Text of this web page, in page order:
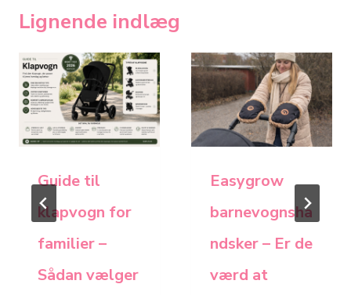
Lignende indlæg
Guide til
klapvogn for
familier –
Sådan vælger
Easygrow
barnevognsha
ndsker – Er de
værd at